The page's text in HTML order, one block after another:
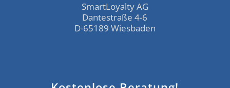
SmartLoyalty AG
Dantestraße 4-6
D-65189 Wiesbaden